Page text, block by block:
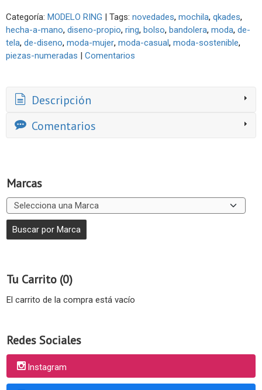
Marcas
Tu Carrito (0)
El carrito de la compra está vacío
Redes Sociales
Instagram
Categoría: MODELO RING | Tags: novedades mochila qkades
hecha-a-mano diseno-propio ring bolso bandolera moda de-
tela de-diseno moda-mujer moda-casual moda-sostenible
piezas-numeradas | Comentarios
Descripción
Comentarios